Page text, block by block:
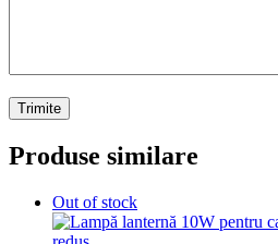
Produse similare
Out of stock